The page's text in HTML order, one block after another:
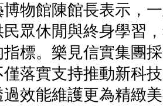
物館陳館長表示，
眾休閒與終身學習
標。樂見信實集團
落實支持推動新科
效能維護更為精緻